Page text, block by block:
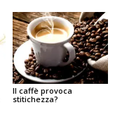
Il caffè provoca
stitichezza?